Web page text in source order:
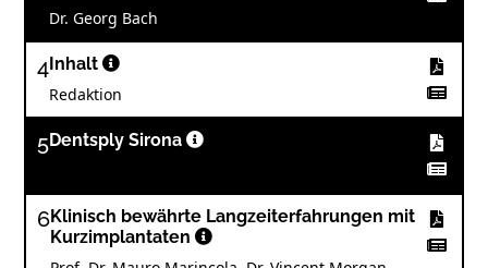
Dr. Georg Bach
4 Inhalt
Redaktion
5Dentsply Sirona
6Klinisch bewährte Langzeiterfahrungen mit
Kurzimplantaten